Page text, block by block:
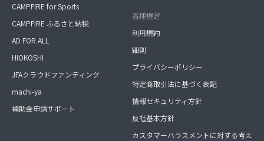
CAMPFIRE for Sports
CAMPFIRE ふるさと納税
AD FOR ALL
HIOKOSHI
JFAクラウドファンディング
machi-ya
補助金申請サポート
各種規定
利用規約
細則
プライバシーポリシー
特定商取引法に基づく表記
情報セキュリティ方針
反社基本方針
カスタマーハラスメントに対する考え